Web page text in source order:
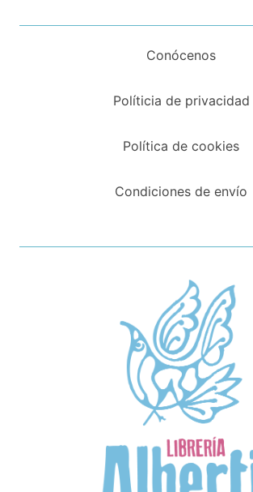
Conócenos
Políticia de privacidad
Política de cookies
Condiciones de envío